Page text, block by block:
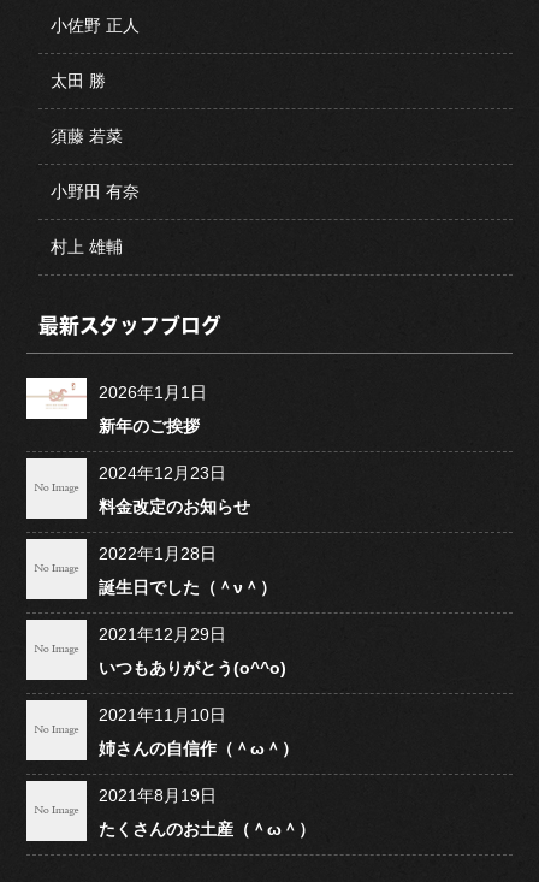
小佐野 正人
太田 勝
須藤 若菜
小野田 有奈
村上 雄輔
最新スタッフブログ
2026年1月1日
新年のご挨拶
2024年12月23日
料金改定のお知らせ
2022年1月28日
誕生日でした（＾ν＾）
2021年12月29日
いつもありがとう(o^^o)
2021年11月10日
姉さんの自信作（＾ω＾）
2021年8月19日
たくさんのお土産（＾ω＾）